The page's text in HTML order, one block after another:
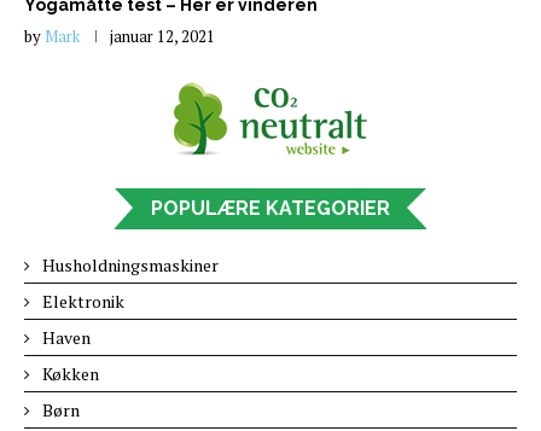
Yogamåtte test – Her er vinderen
by Mark januar 12, 2021
POPULÆRE KATEGORIER
Husholdningsmaskiner
Elektronik
Haven
Køkken
Børn